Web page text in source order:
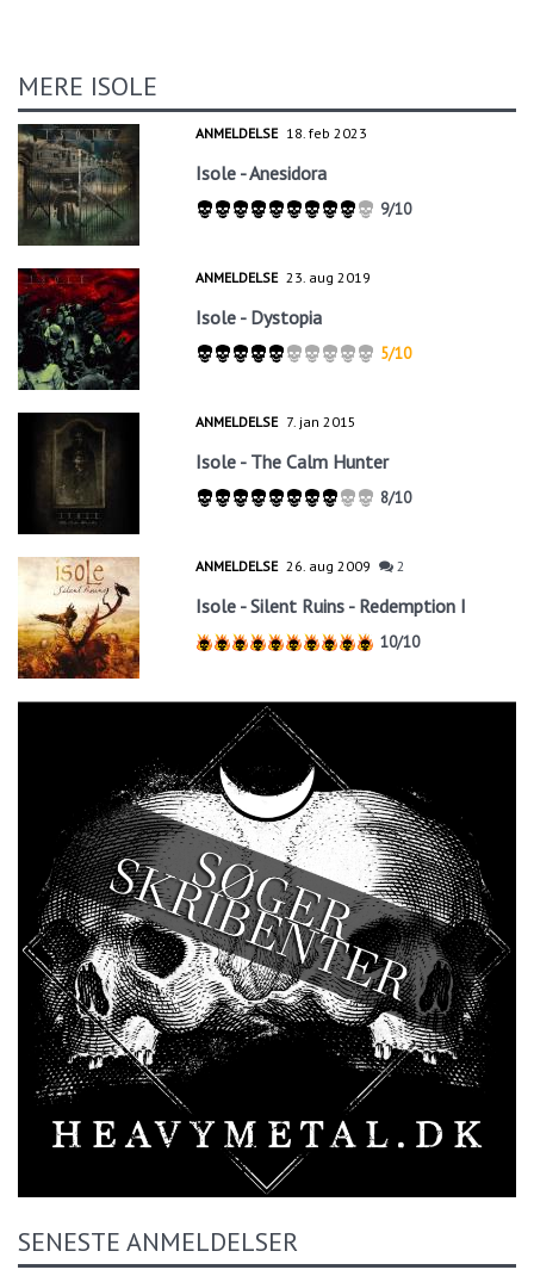
MERE ISOLE
ANMELDELSE 18. feb 2023
Isole - Anesidora
9/10
ANMELDELSE 23. aug 2019
Isole - Dystopia
5/10
ANMELDELSE 7. jan 2015
Isole - The Calm Hunter
8/10
ANMELDELSE 26. aug 2009 2
Isole - Silent Ruins - Redemption I
10/10
SENESTE ANMELDELSER